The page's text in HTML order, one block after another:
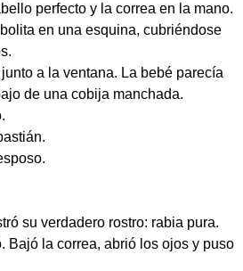
perfecto y la correa en la mano.
en una esquina, cubriéndose
a la ventana. La bebé parecía
de una cobija manchada.
su verdadero rostro: rabia pura.
Bajó la correa, abrió los ojos y puso